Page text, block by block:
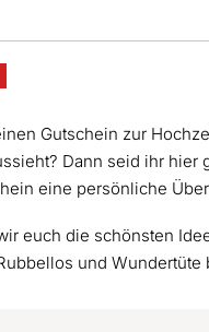
Gutschein zur
Dann seid ihr
eine persönliche
euch die schönsten
und